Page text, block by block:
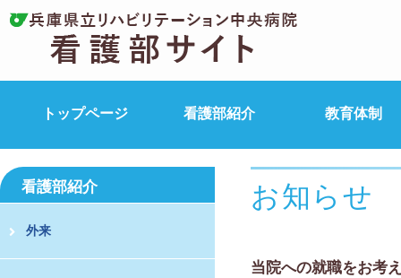
トップページ 看護部紹介 教育体制
看護部紹介
外来
お知らせ
当院への就職をお考